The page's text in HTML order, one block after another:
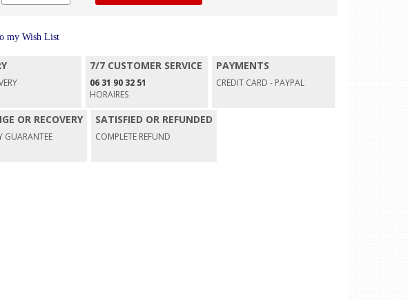
my Wish List
7/7 CUSTOMER SERVICE
06 31 90 32 51
HORAIRES
PAYMENTS
CREDIT CARD - PAYPAL
OR RECOVERY
GUARANTEE
SATISFIED OR REFUNDED
COMPLETE REFUND